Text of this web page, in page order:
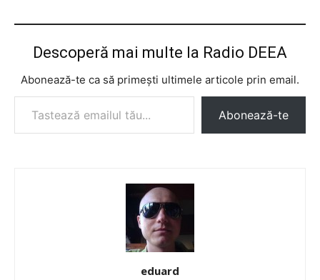
Descoperă mai multe la Radio DEEA
Abonează-te ca să primești ultimele articole prin email.
Tastează emailul tău...
Abonează-te
eduard